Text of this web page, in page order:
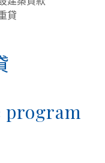
貸
program